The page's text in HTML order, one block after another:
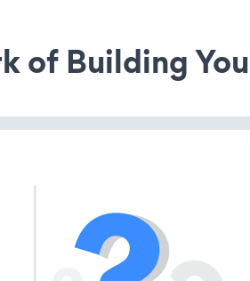
of Building